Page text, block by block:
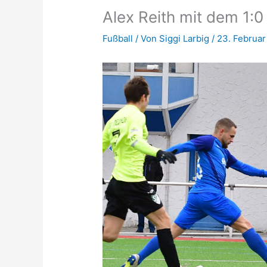
Alex Reith mit dem 1:0
Fußball / Von Siggi Larbig/ 23.